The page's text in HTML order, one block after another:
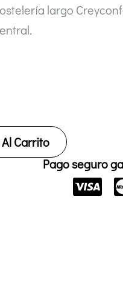
largo
Carrito
Pago seguro